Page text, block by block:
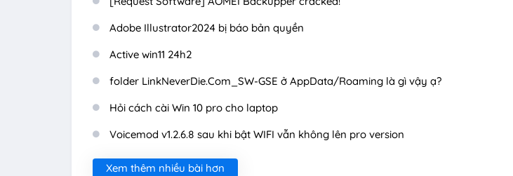
Adobe Illustrator2024 bị báo bản quyền
Active win11 24h2
folder LinkNeverDie.Com_SW-GSE ở AppData/Roaming là gì vậy ạ?
Hỏi cách cài Win 10 pro cho laptop
Voicemod v1.2.6.8 sau khi bật WIFI vẫn không lên pro version
Xem thêm nhiều bài hơn